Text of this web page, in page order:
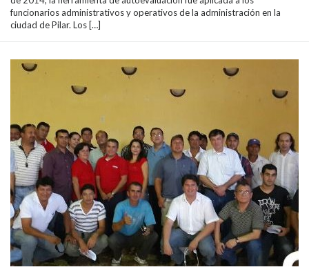
funcionarios administrativos y operativos de la administración en la
ciudad de Pilar. Los […]